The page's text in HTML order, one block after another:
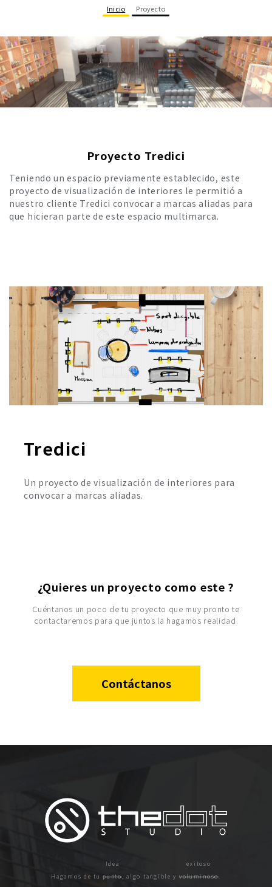
Inicio Proyecto
Proyecto Tredici
Teniendo un espacio previamente establecido, este
proyecto de visualización de interiores le permitió a
nuestro cliente Tredici convocar a marcas aliadas para
que hicieran parte de este espacio multimarca.
Tredici
Un proyecto de visualización de interiores para
convocar a marcas aliadas.
¿Quieres un proyecto como este ?
Cuéntanos un poco de tu proyecto que muy pronto te
contactaremos para que juntos la hagamos realidad.
Contáctanos
Hagamos de tupunto, algo tangible y voluminoso